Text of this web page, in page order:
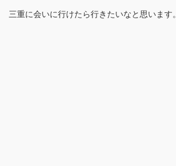
三重に会いに行けたら行きたいなと思います。